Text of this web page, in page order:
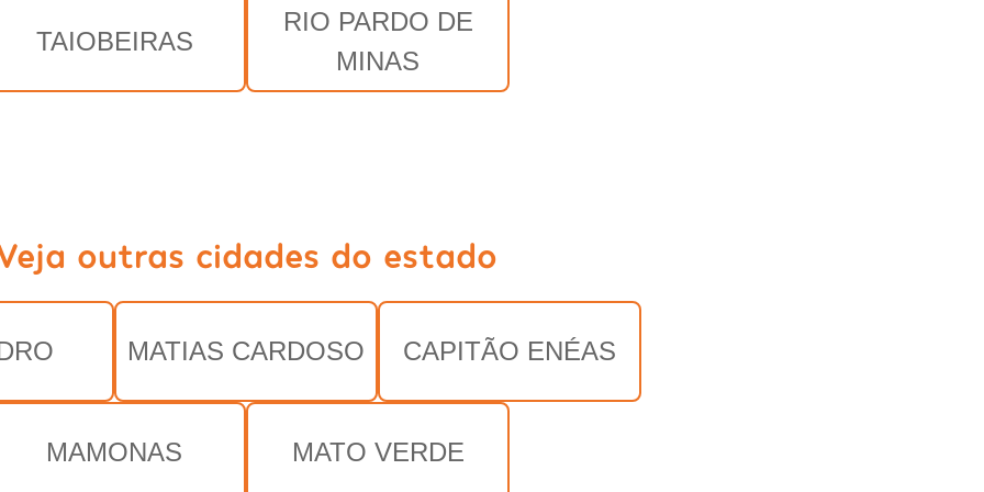
TAIOBEIRAS
RIO PARDO DE
MINAS
outras cidades do estado
MATIAS CARDOSO CAPITÃO ENÉAS
MAMONAS MATO VERDE